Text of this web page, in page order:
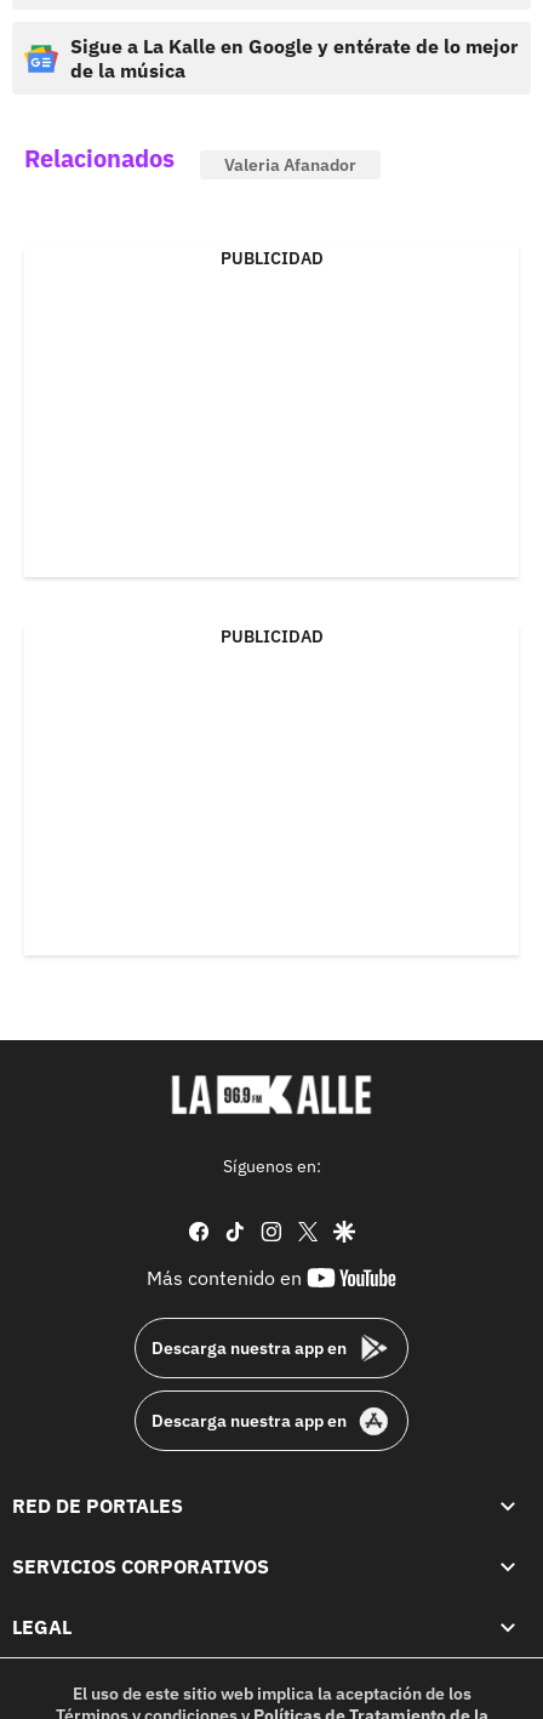
Sigue a La Kalle en Google y entérate de lo mejor
de la música
Relacionados Valeria Afanador
PUBLICIDAD
PUBLICIDAD
Síguenos en:
facebook
tiktok instagram
twittergoogle
Más contenido en
youtube-
Descarga nuestra app en
Descarga nuestra app en
RED DE PORTALES
SERVICIOS CORPORATIVOS
LEGAL
El uso de este sitio web implica la aceptación de los